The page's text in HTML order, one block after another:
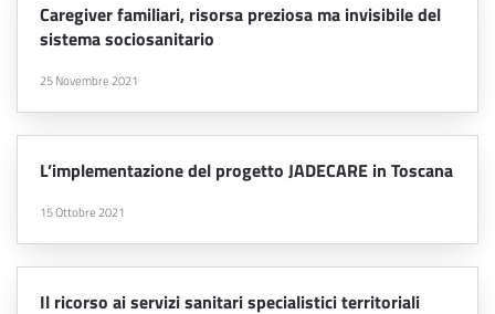
Caregiver familiari, risorsa preziosa ma invisibile del
sistema sociosanitario
25 Novembre 2021
L’implementazione del progetto JADECARE in Toscana
15 Ottobre 2021
Il ricorso ai servizi sanitari specialistici territoriali